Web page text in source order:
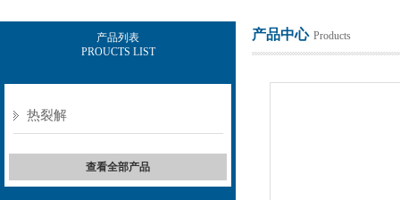
产品列表
PROUCTS LIST
热裂解
查看全部产品
产品中心 Products